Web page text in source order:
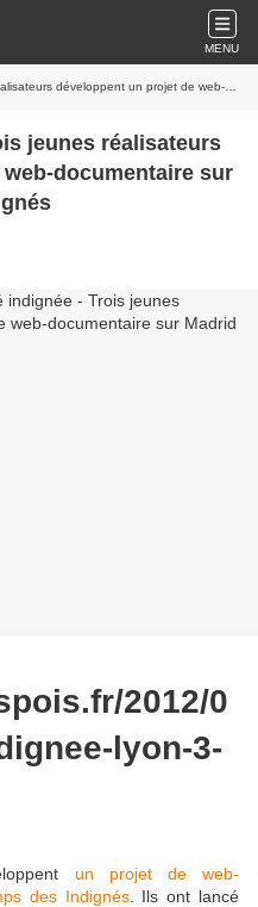
MENU
projet de web-documentaire sur Madrid au temps des Indignés
jeunes réalisateurs
documentaire sur
2012/0
lyon-3-
un projet de web-
des Indignés. Ils ont lancé